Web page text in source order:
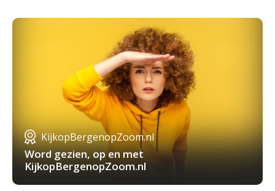
KijkopBergenopZoom.nl
Word gezien, op en met
KijkopBergenopZoom.nl